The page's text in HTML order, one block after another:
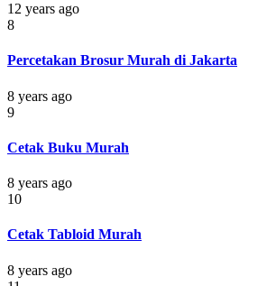
12 years ago
8
Percetakan Brosur Murah di Jakarta
8 years ago
9
Cetak Buku Murah
8 years ago
10
Cetak Tabloid Murah
8 years ago